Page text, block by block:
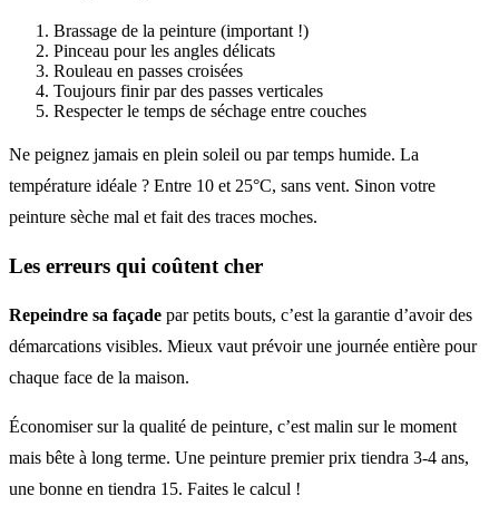
Brassage de la peinture (important !)
Pinceau pour les angles délicats
Rouleau en passes croisées
Toujours finir par des passes verticales
Respecter le temps de séchage entre couches
Ne peignez jamais en plein soleil ou par temps humide. La
température idéale ? Entre 10 et 25°C, sans vent. Sinon votre
peinture sèche mal et fait des traces moches.
Les erreurs qui coûtent cher
Repeindre sa façade par petits bouts, c’est la garantie d’avoir des
démarcations visibles. Mieux vaut prévoir une journée entière pour
chaque face de la maison.
Économiser sur la qualité de peinture, c’est malin sur le moment
mais bête à long terme. Une peinture premier prix tiendra 3-4 ans,
une bonne en tiendra 15. Faites le calcul !